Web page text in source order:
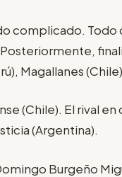
complicado.
Magallanes
(Chile). El rival en
(Argentina).
Burgeño